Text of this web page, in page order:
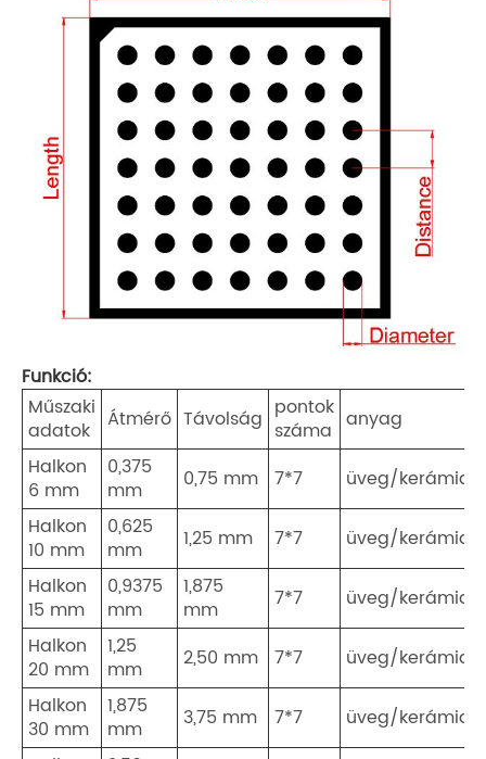
Funkció:
Műszaki
adatok
Átmérő Távolság pontok
száma anyag
Halkon
6 mm
0,375
mm
0,75 mm 7*7 üveg/kerámia
Halkon
10 mm
0,625
mm
1,25 mm 7*7 üveg/kerámia
Halkon
15 mm
0,9375
mm
1,875
mm
7*7 üveg/kerámia
Halkon
20 mm
1,25
mm
2,50 mm 7*7 üveg/kerámia
Halkon
30 mm
1,875
mm
3,75 mm 7*7 üveg/kerámia